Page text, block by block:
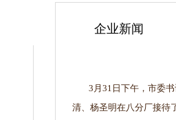
企业新闻
3月31日下午，市委书
清、杨圣明在八分厂接待